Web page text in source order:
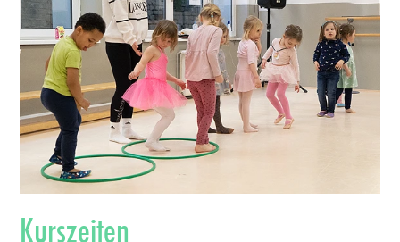
Kurszeiten